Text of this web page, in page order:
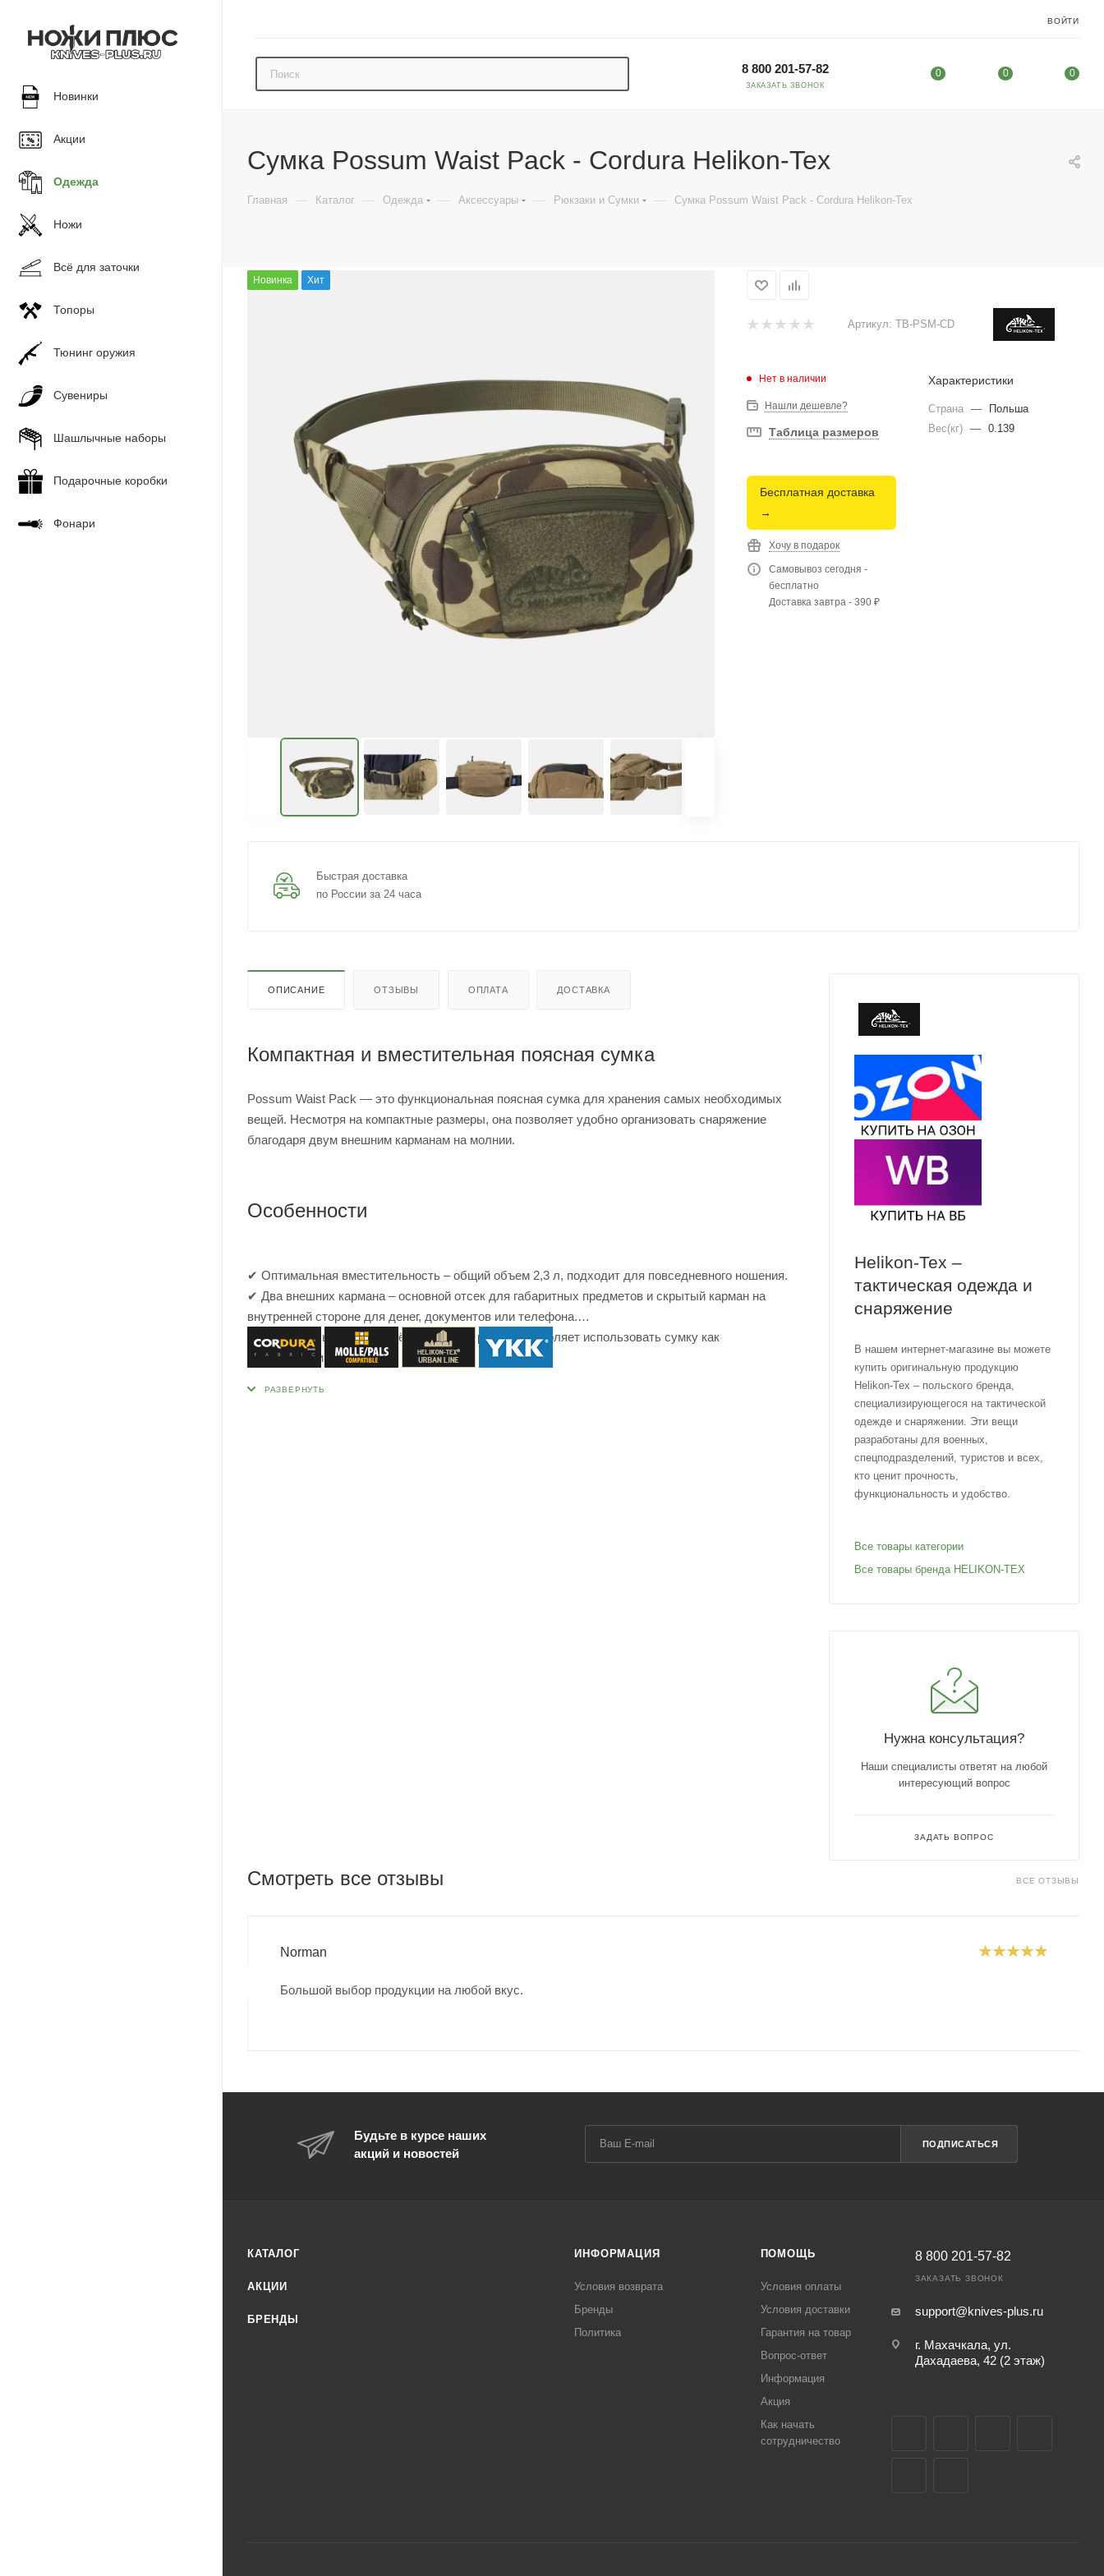
ВОЙТИ
8 800 201-57-82
ЗАКАЗАТЬ ЗВОНОК
0 0 0
Новинки
Акции
Одежда
Ножи
Всё для заточки
Топоры
Тюнинг оружия
Сувениры
Шашлычные наборы
Подарочные коробки
Фонари
Сумка Possum Waist Pack - Cordura Helikon-Tex
Главная — Каталог — Одежда — Аксессуары — Рюкзаки и Сумки — Сумка Possum Waist Pack - Cordura Helikon-Tex
Новинка Хит
Артикул: TB-PSM-CD
Нет в наличии
Нашли дешевле?
Таблица размеров
Бесплатная доставка
→
Хочу в подарок
Самовывоз сегодня -
бесплатно
Доставка завтра - 390 ₽
Характеристики
Страна —
Польша
Вес(кг)
— 0.139
Быстрая доставка
по России за 24 часа
ОПИСАНИЕ ОТЗЫВЫ ОПЛАТА ДОСТАВКА
Компактная и вместительная поясная сумка
Possum Waist Pack — это функциональная поясная сумка для хранения самых необходимых
вещей. Несмотря на компактные размеры, она позволяет удобно организовать снаряжение
благодаря двум внешним карманам на молнии.
Особенности
✔ Оптимальная вместительность – общий объем 2,3 л, подходит для повседневного ношения.
✔ Два внешних кармана – основной отсек для габаритных предметов и скрытый карман на
внутренней стороне для денег, документов или телефона.
✔ Универсальность – отстёгивающийся ремень позволяет использовать сумку как
туристический органайзер.
Helikon-Tex –
тактическая одежда и
снаряжение
В нашем интернет-магазине вы можете
купить оригинальную продукцию
Helikon-Tex – польского бренда,
специализирующегося на тактической
одежде и снаряжении. Эти вещи
разработаны для военных,
спецподразделений, туристов и всех,
кто ценит прочность,
функциональность и удобство.
Все товары категории
Все товары бренда HELIKON-TEX
Нужна консультация?
Наши специалисты ответят на любой
интересующий вопрос
ЗАДАТЬ ВОПРОС
Смотреть все отзывы ВСЕ ОТЗЫВЫ
Norman
Большой выбор продукции на любой вкус.
Будьте в курсе наших
акций и новостей
ПОДПИСАТЬСЯ
КАТАЛОГ
АКЦИИ
БРЕНДЫ
ИНФОРМАЦИЯ
Условия возврата
Бренды
Политика
ПОМОЩЬ
Условия оплаты
Условия доставки
Гарантия на товар
Вопрос-ответ
Информация
Акция
Как начать
сотрудничество
8 800 201-57-82
ЗАКАЗАТЬ ЗВОНОК
support@knives-plus.ru
г. Махачкала, ул.
Дахадаева, 42 (2 этаж)